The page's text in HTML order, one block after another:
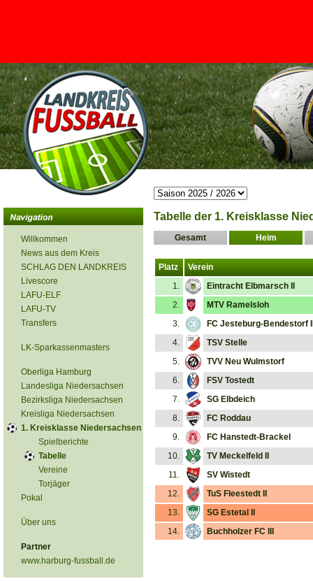
<
Willkommen
News aus dem Kreis
SCHLAG DEN LANDKREIS
Livescore
LAFU-ELF
LAFU-TV
Transfers
LK-Sparkassenmasters
Oberliga Hamburg
Landesliga Niedersachsen
Bezirksliga Niedersachsen
Kreisliga Niedersachsen
1. Kreisklasse Niedersachsen
Spielberichte
Tabelle
Vereine
Torjäger
Pokal
Über uns
Partner
www.harburg-fussball.de
Tabelle der 1. Kreisklasse
Gesamt Heim
Platz
Verein
1.
Eintracht Elbmarsch II
2.
MTV Ramelsloh
3.
FC Jesteburg-Bendestorf
4.
TSV Stelle
5.
TVV Neu Wulmstorf
6.
FSV Tostedt
7.
SG Elbdeich
8.
FC Roddau
9.
FC Hanstedt-Brackel
10.
TV Meckelfeld II
11.
SV Wistedt
12.
TuS Fleestedt II
13.
SG Estetal II
14.
Buchholzer FC III